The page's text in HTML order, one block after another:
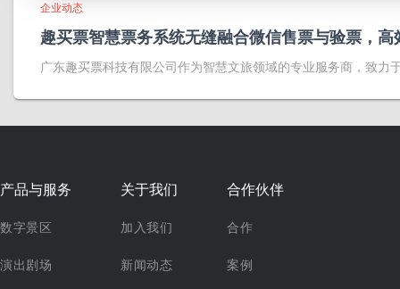
企业动态
趣买票智慧票务系统无缝融合微信售票与验票，
广东趣买票科技有限公司作为智慧文旅领域的专业服务商，致力
产品与服务
数字景区
演出剧场
关于我们
加入我们
新闻动态
合作伙伴
合作
案例